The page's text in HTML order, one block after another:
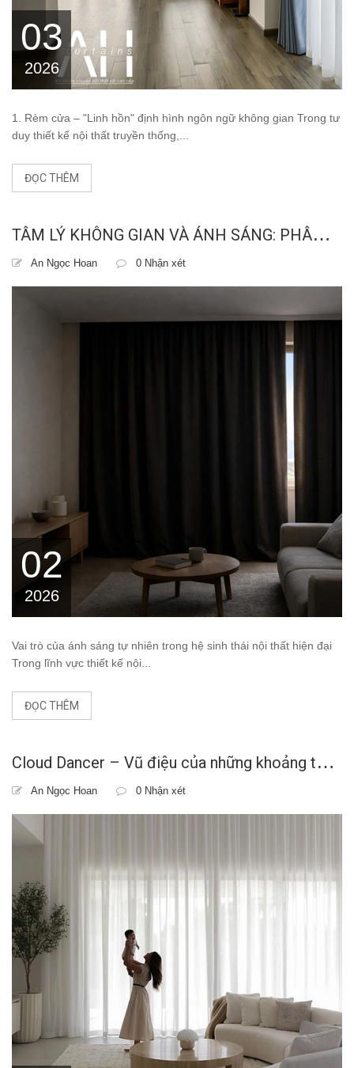
03
2026
1. Rèm cửa – "Linh hồn" định hình ngôn ngữ không gian Trong tư
duy thiết kế nội thất truyền thống,...
ĐỌC THÊM
T
ÂM LÝ KHÔNG GIAN VÀ ÁNH SÁNG: PHÂN TÍCH 5 SAI LẦM PHỔ BIẾN KHI CHỌN RÈM CỬA GÂY NGỘP THỞ CHO NỘI THẤT
An Ngọc Hoan 0 Nhận xét
02
2026
Vai trò của ánh sáng tự nhiên trong hệ sinh thái nội thất hiện đại
Trong lĩnh vực thiết kế nội...
ĐỌC THÊM
C
loud Dancer – Vũ điệu của những khoảng thở: Khi sắc trắng định hình tương lai nội thất 2026
An Ngọc Hoan 0 Nhận xét